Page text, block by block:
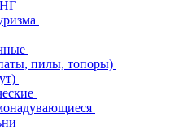
пилы, топоры)